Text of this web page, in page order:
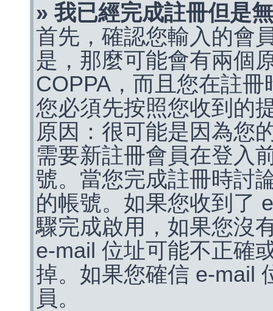
» 我已經完成註冊但是
首先，確認您輸入的會
是，那麼可能會有兩個
COPPA，而且您在註
您必須先按照您收到的
原因：很可能是因為您
需要新註冊會員在登入
號。當您完成註冊時討
的帳號。如果您收到了
驟完成啟用，如果您沒
e-mail 位址可能不正確
掉。如果您確信 e-mail
員。